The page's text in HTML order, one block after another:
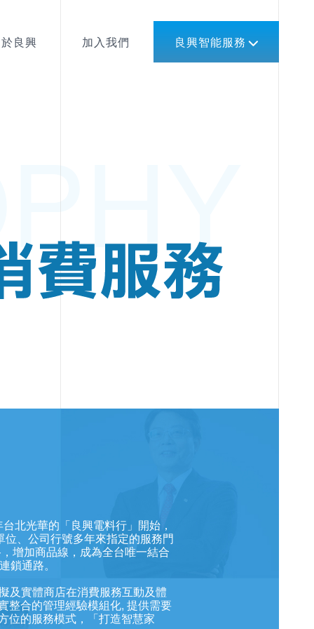
良興 加入我們 良興智能服務
北光華的「良興電料行」開始，
、公司行號多年來指定的服務門
增加商品線，成為全台唯一結合
通路。
及實體商店在消費服務互動及體
整合的管理經驗模組化, 提供需要
位的服務模式，「打造智慧家